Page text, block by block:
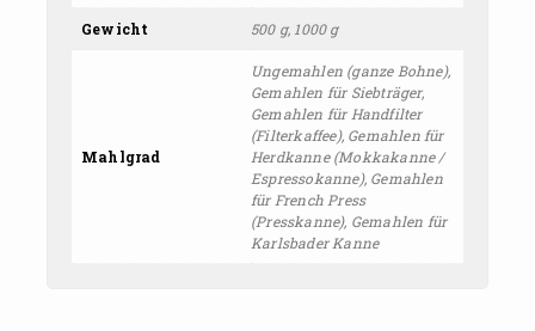
Gewicht 500 g, 1000 g
Mahlgrad
Ungemahlen (ganze Bohne),
Gemahlen für Siebträger,
Gemahlen für Handfilter
(Filterkaffee), Gemahlen für
Herdkanne (Mokkakanne /
Espressokanne), Gemahlen
für French Press
(Presskanne), Gemahlen für
Karlsbader Kanne